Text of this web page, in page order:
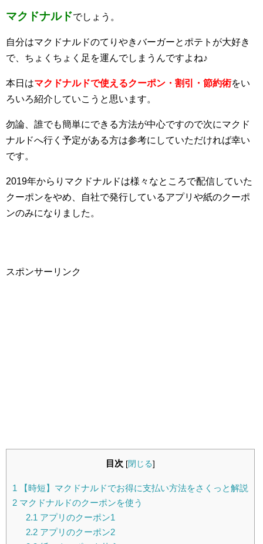
マクドナルドでしょう。
自分はマクドナルドのてりやきバーガーとポテトが大好き
で、ちょくちょく足を運んでしまうんですよね♪
本日はマクドナルドで使えるクーポン・割引・節約術をい
ろいろ紹介していこうと思います。
勿論、誰でも簡単にできる方法が中心ですので次にマクド
ナルドへ行く予定がある方は参考にしていただければ幸い
です。
2019年からりマクドナルドは様々なところで配信していた
クーポンをやめ、自社で発行しているアプリや紙のクーポ
ンのみになりました。
スポンサーリンク
目次 [閉じる]
1 【時短】マクドナルドでお得に支払い方法をさくっと解説
2 マクドナルドのクーポンを使う
2.1 アプリのクーポン1
2.2アプリのクーポン2